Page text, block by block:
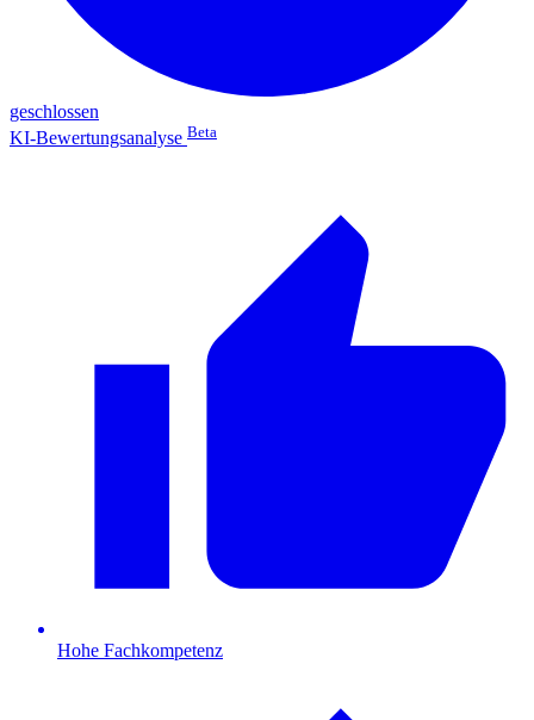
geschlossen
KI-Bewertungsanalyse Beta
Hohe Fachkompetenz